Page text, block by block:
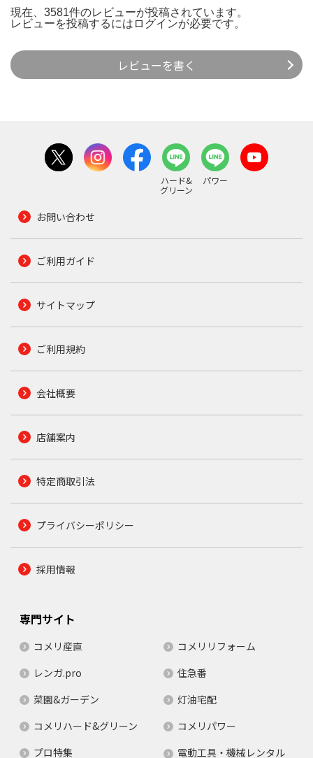
現在、3581件のレビューが投稿されています。
レビューを投稿するには ログインが必要です。
レビューを書く
ハード&
グリーン
パワー
お問い合わせ
ご利用ガイド
サイトマップ
ご利用規約
会社概要
店舗案内
特定商取引法
プライバシーポリシー
採用情報
専門サイト
コメリ産直
コメリリフォーム
レンガ.pro
住急番
菜園&ガーデン
灯油宅配
コメリハード&グリーン
コメリパワー
プロ特集
電動工具・機械レンタル